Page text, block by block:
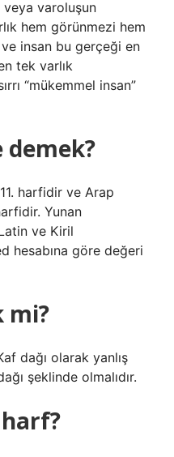
veya varoluşun
hem görünmezi hem
insan bu gerçeği en
tek varlık
“mükemmel insan”
demek?
harfidir ve Arap
Yunan
ve Kiril
hesabına göre değeri
mi?
dağı olarak yanlış
şeklinde olmalıdır.